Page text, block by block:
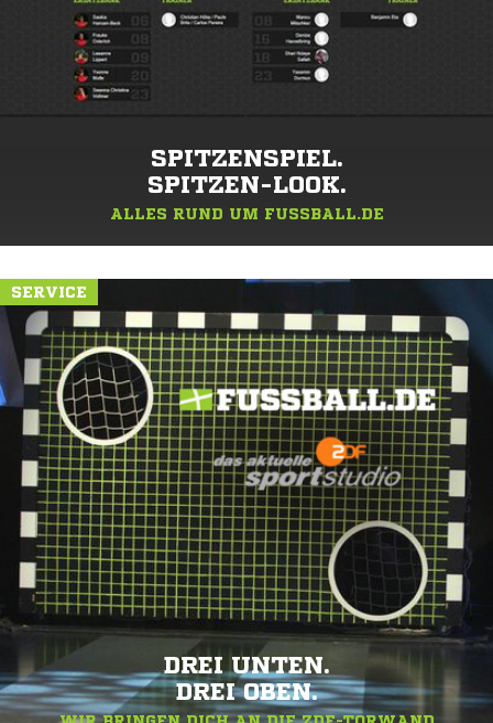
SPITZENSPIEL.
SPITZEN-LOOK.
ALLES RUND UM FUSSBALL.DE
SERVICE
DREI UNTEN.
DREI OBEN.